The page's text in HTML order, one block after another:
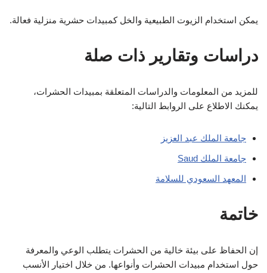
يمكن استخدام الزيوت الطبيعية والخل كمبيدات حشرية منزلية فعالة.
دراسات وتقارير ذات صلة
للمزيد من المعلومات والدراسات المتعلقة بمبيدات الحشرات،
يمكنك الاطلاع على الروابط التالية:
جامعة الملك عبد العزيز
جامعة الملك Saud
المعهد السعودي للسلامة
خاتمة
إن الحفاظ على بيئة خالية من الحشرات يتطلب الوعي والمعرفة
حول استخدام مبيدات الحشرات وأنواعها. من خلال اختيار الأنسب